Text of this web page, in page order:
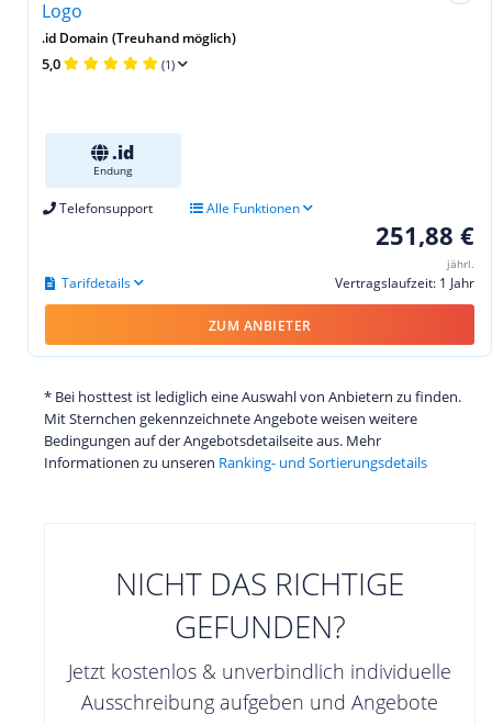
.id Domain (Treuhand möglich)
5,0 (1)
.id
Endung
Telefonsupport Alle Funktionen
251,88 €
jährl.
Vertragslaufzeit: 1 Jahr
Tarifdetails
ZUM ANBIETER
* Bei hosttest ist lediglich eine Auswahl von Anbietern zu finden.
Mit Sternchen gekennzeichnete Angebote weisen weitere
Bedingungen auf der Angebotsdetailseite aus. Mehr
Informationen zu unseren Ranking- und Sortierungsdetails
NICHT DAS RICHTIGE
GEFUNDEN?
Jetzt kostenlos & unverbindlich individuelle
Ausschreibung aufgeben und Angebote